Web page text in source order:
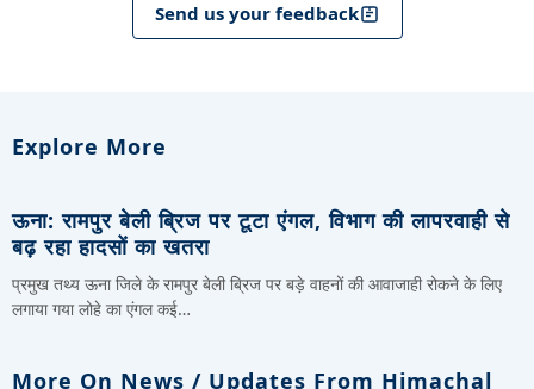
Send us your feedback
Explore More
ऊना: रामपुर बेली ब्रिज पर टूटा एंगल, विभाग की लापरवाही से
बढ़ रहा हादसों का खतरा
प्रमुख तथ्य ऊना जिले के रामपुर बेली ब्रिज पर बड़े वाहनों की आवाजाही रोकने के लिए
लगाया गया लोहे का एंगल कई…
More On News / Updates From Himachal